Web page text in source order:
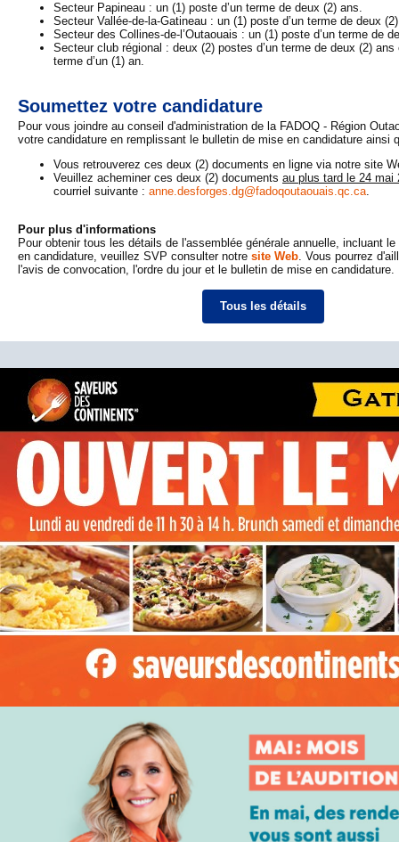
Secteur Papineau : un (1) poste d’un terme de deux (2) ans.
Secteur Vallée-de-la-Gatineau : un (1) poste d’un terme de deux
Secteur des Collines-de-l’Outaouais : un (1) poste d’un terme de
Secteur club régional : deux (2) postes d’un terme de deux (2) ans
terme d’un (1) an.
Soumettez votre candidature
Pour vous joindre au conseil d'administration de la FADOQ - Région
votre candidature en remplissant le bulletin de mise en candidature ainsi
Vous retrouverez ces deux (2) documents en ligne via notre site
Veuillez acheminer ces deux (2) documents au plus tard le 24 mai
courriel suivante : anne.desforges.dg@fadoqoutaouais.qc.ca.
Pour plus d'informations
Pour obtenir tous les détails de l'assemblée générale annuelle, incluant
en candidature, veuillez SVP consulter notre site Web. Vous pourrez
l'avis de convocation, l'ordre du jour et le bulletin de mise en candidature.
Tous les détails